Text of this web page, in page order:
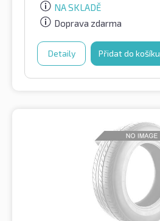
NA SKLADĚ
Doprava zdarma
Detaily Přidat do košíku